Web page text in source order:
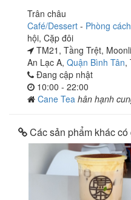
Trân châu
Café/Dessert - Phòng
hội, Cặp đôi
TM21, Tầng Trệt,
An Lạc A, Quận Bình Tân,
Đang cập nhật
10:00 - 22:00
Cane Tea hân hạnh
Các sản phẩm khác